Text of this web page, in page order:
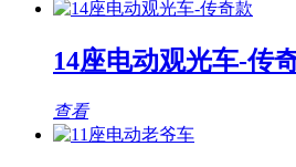
14座电动观光车-传
查看